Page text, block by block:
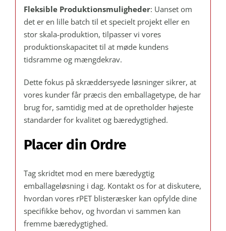
Fleksible Produktionsmuligheder: Uanset om
det er en lille batch til et specielt projekt eller en
stor skala-produktion, tilpasser vi vores
produktionskapacitet til at møde kundens
tidsramme og mængdekrav.
Dette fokus på skræddersyede løsninger sikrer, at
vores kunder får præcis den emballagetype, de har
brug for, samtidig med at de opretholder højeste
standarder for kvalitet og bæredygtighed.
Placer din Ordre
Tag skridtet mod en mere bæredygtig
emballageløsning i dag. Kontakt os for at diskutere,
hvordan vores rPET blisteræsker kan opfylde dine
specifikke behov, og hvordan vi sammen kan
fremme bæredygtighed.